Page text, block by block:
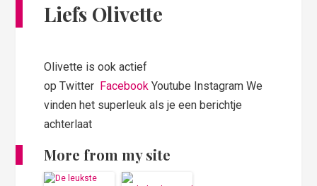
Liefs Olivette
Olivette is ook actief
op Twitter Facebook Youtube Instagram We
vinden het superleuk als je een berichtje
achterlaat
More from my site